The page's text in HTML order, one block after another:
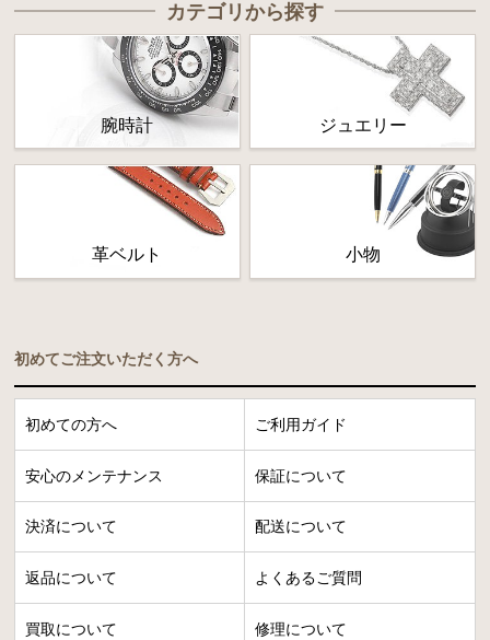
カテゴリから探す
腕時計 ジュエリー
革ベルト 小物
初めてご注文いただく方へ
初めての方へ ご利用ガイド
安心のメンテナンス 保証について
決済について 配送について
返品について よくあるご質問
買取について 修理について